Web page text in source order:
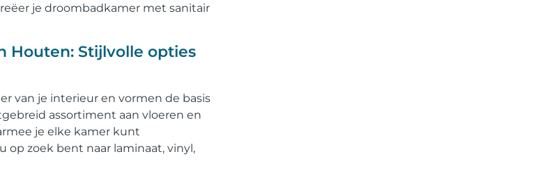
je droombadkamer met sanitair
Houten: Stijlvolle opties
van je interieur en vormen de basis
assortiment aan vloeren en
je elke kamer kunt
op zoek bent naar laminaat, vinyl,